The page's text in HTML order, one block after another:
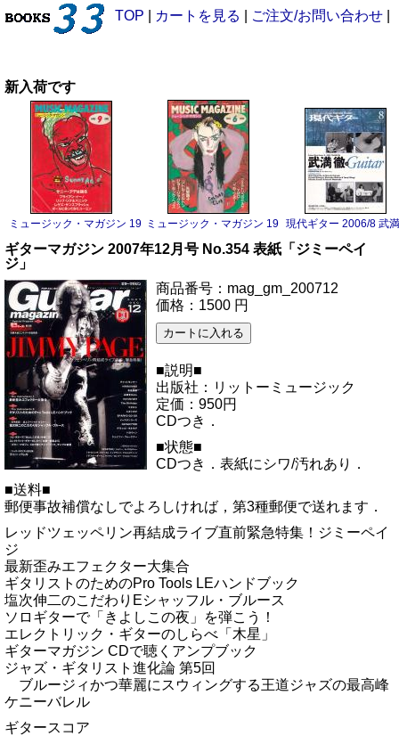
TOP カートを見る ご注文/お問い合わせ
新入荷です
ミュージック・マガジン 1983/9 サニー・アデミュージック・マガジン 1983/6 ボーイ・ジョージ
現代ギター 2006/8 武
ギターマガジン 2007年12月号 No.354 表紙「ジミーペイ
ジ」
商品番号：mag_gm_200712
価格：1500 円
■説明■
出版社：リットーミュージック
定価：950円
CDつき．
■状態■
CDつき．表紙にシワ/汚れあり．
■送料■
郵便事故補償なしでよろしければ，第3種郵便で送れます．
レッドツェッペリン再結成ライブ直前緊急特集！ジミーペイ
ジ
最新歪みエフェクター大集合
ギタリストのためのPro Tools LEハンドブック
塩次伸二のこだわりEシャッフル・ブルース
ソロギターで「きよしこの夜」を弾こう！
エレクトリック・ギターのしらべ「木星」
ギターマガジン CDで聴くアンプブック
ジャズ・ギタリスト進化論 第5回
ブルージィかつ華麗にスウィングする王道ジャズの最高峰
ケニーバレル
ギタースコア